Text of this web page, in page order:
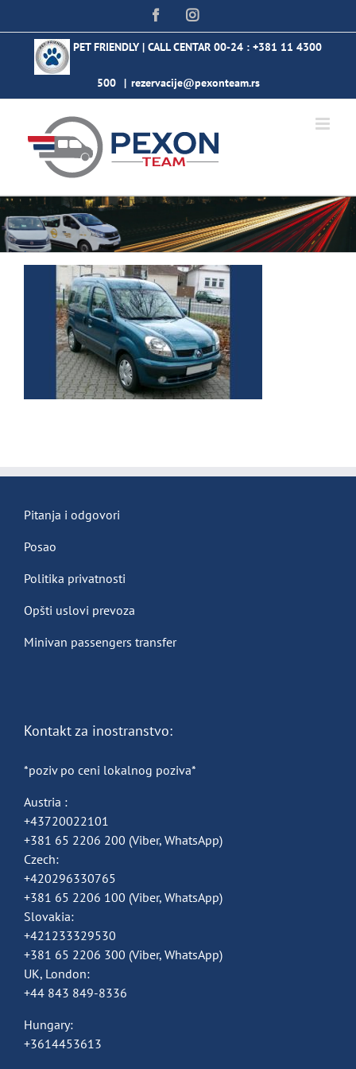
to
content
FacebookInstagram
PET FRIENDLY | CALL CENTAR 00-24 : +381 11 4300
500 | rezervacije@pexonteam.rs
Pitanja i odgovori
Posao
Politika privatnosti
Opšti uslovi prevoza
Minivan passengers transfer
Kontakt za inostranstvo:
*poziv po ceni lokalnog poziva*
Austria :
+43720022101
+381 65 2206 200 (Viber, WhatsApp)
Czech:
+420296330765
+381 65 2206 100 (Viber, WhatsApp)
Slovakia:
+421233329530
+381 65 2206 300 (Viber, WhatsApp)
UK, London:
+44 843 849-8336
Hungary:
+3614453613